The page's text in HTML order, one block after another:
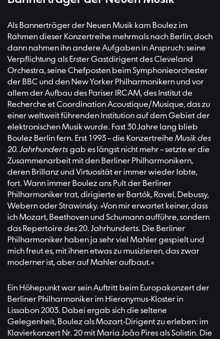
Als Bannerträger der Neuen Musik kam Boulez im
Rahmen dieser Konzertreihe mehrmals nach Berlin, doch
dann nahmen ihn andere Aufgaben in Anspruch: seine
Verpflichtung als Erster Gastdirigent des Cleveland
Orchestra, seine Chefposten beim Symphonieorchester
der BBC und den New Yorker Philharmonikern und vor
allem der Aufbau des Pariser IRCAM, des Institut de
Recherche et Coordination Acoustique/Musique, das zu
einer weltweit führenden Institution auf dem Gebiet der
elektronischen Musik wurde. Fast 30 Jahre lang blieb
Boulez Berlin fern. Erst 1993 – die Konzertreihe Musik des
20. Jahrhundertsgab es längst nicht mehr – setzte er die
Zusammenarbeit mit den Berliner Philharmonikern,
deren Brillanz und Virtuosität er immer wieder lobte,
fort. Wann immer Boulez ans Pult der Berliner
Philharmoniker trat, dirigierte er Bartók, Ravel, Debussy,
Webern oder Strawinsky. »Von mir erwartet keiner, dass
ich Mozart, Beethoven und Schumann aufführe, sondern
das Repertoire des 20. Jahrhunderts. Die Berliner
Philharmoniker haben ja sehr viel Mahler gespielt und
mich freut es, mit ihnen etwas zu musizieren, das zwar
moderner ist, aber auf Mahler aufbaut.«
Ein Höhepunkt war sein Auftritt beim Europakonzert der
Berliner Philharmoniker im Hieronymus-Kloster in
Lissabon 2003. Dabei ergab sich die seltene
Gelegenheit, Boulez als Mozart-Dirigent zu erleben: im
Klavierkonzert Nr. 20 mit Maria João Pires als Solistin. Die